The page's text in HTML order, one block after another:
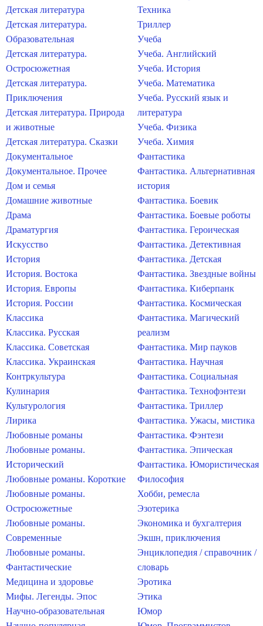
Детская литература
Детская литература.
Образовательная
Детская литература.
Остросюжетная
Детская литература.
Приключения
Детская литература. Природа
и животные
Детская литература. Сказки
Документальное
Документальное. Прочее
Дом и семья
Домашние животные
Драма
Драматургия
Искусство
История
История. Востока
История. Европы
История. России
Классика
Классика. Русская
Классика. Советская
Классика. Украинская
Контркультура
Кулинария
Культурология
Лирика
Любовные романы
Любовные романы.
Исторический
Любовные романы. Короткие
Любовные романы.
Остросюжетные
Любовные романы.
Современные
Любовные романы.
Фантастические
Медицина и здоровье
Мифы. Легенды. Эпос
Научно-образовательная
Техника
Триллер
Учеба
Учеба. Английский
Учеба. История
Учеба. Математика
Учеба. Русский язык и
литература
Учеба. Физика
Учеба. Химия
Фантастика
Фантастика. Альтернативная
история
Фантастика. Боевик
Фантастика. Боевые роботы
Фантастика. Героическая
Фантастика. Детективная
Фантастика. Детская
Фантастика. Звездные войны
Фантастика. Киберпанк
Фантастика. Космическая
Фантастика. Магический
реализм
Фантастика. Мир пауков
Фантастика. Научная
Фантастика. Социальная
Фантастика. Технофэнтези
Фантастика. Триллер
Фантастика. Ужасы, мистика
Фантастика. Фэнтези
Фантастика. Эпическая
Фантастика. Юмористическая
Философия
Хобби, ремесла
Эзотерика
Экономика и бухгалтерия
Экшн, приключения
Энциклопедия / справочник /
словарь
Эротика
Этика
Юмор